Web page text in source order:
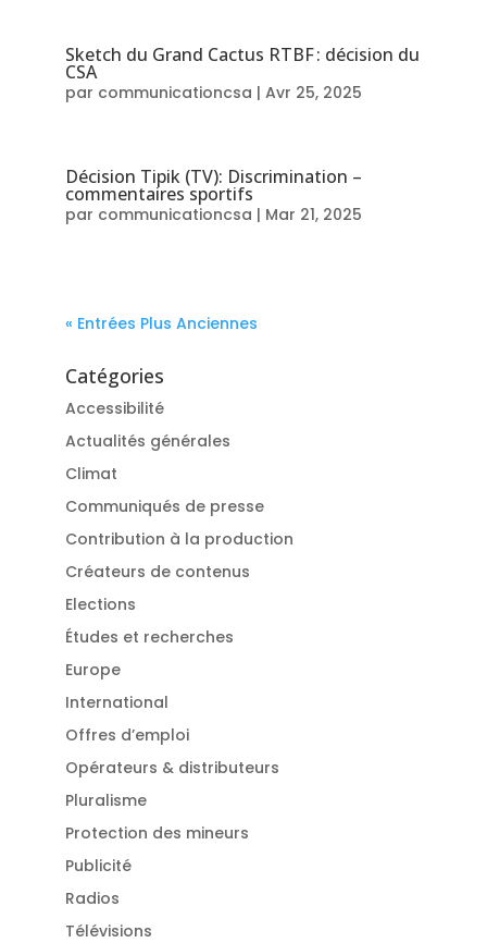
Sketch du Grand Cactus RTBF : décision du
CSA
par communicationcsa | Avr 25, 2025
Décision Tipik (TV): Discrimination –
commentaires sportifs
par communicationcsa | Mar 21, 2025
« Entrées Plus Anciennes
Catégories
Accessibilité
Actualités générales
Climat
Communiqués de presse
Contribution à la production
Créateurs de contenus
Elections
Études et recherches
Europe
International
Offres d’emploi
Opérateurs & distributeurs
Pluralisme
Protection des mineurs
Publicité
Radios
Télévisions